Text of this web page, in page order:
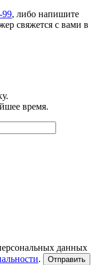
99, либо напишите
свяжется с вами в
время.
данных
. Отправить